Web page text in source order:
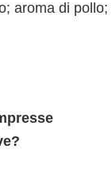
aroma di pollo;